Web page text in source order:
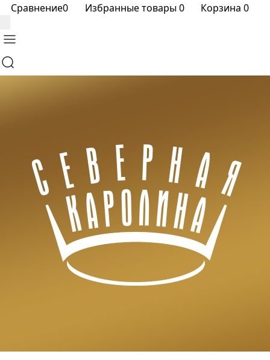
Сравнение0 Избранные товары0 Корзина 0